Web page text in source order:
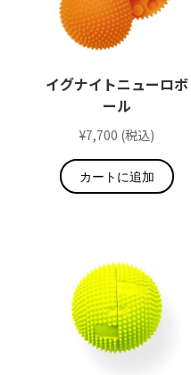
イグナイトニューロボ
ール
¥7,700 (税込)
カートに追加